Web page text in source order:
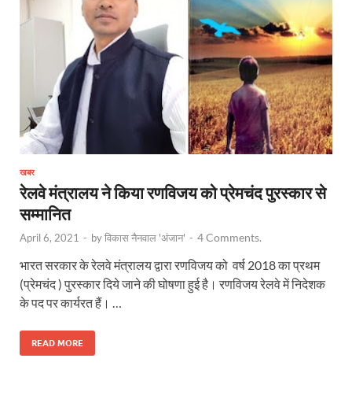
खबर
रेलवे मंत्रालय ने किया रणविजय को प्रेमचंद पुरस्कार से
सम्मानित
April 6, 2021 - byविकास नैनवाल 'अंजान' - 4 Comments.
भारत सरकार के रेलवे मंत्रालय द्वारा रणविजय को वर्ष 2018 का प्रथम
(प्रेमचंद ) पुरस्कार दिये जाने की घोषणा हुई है। रणविजय रेलवे में निदेशक
के पद पर कार्यरत हैं। …
READ MORE